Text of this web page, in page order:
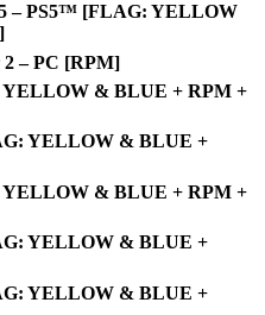
– PS5™ [FLAG: YELLOW
– PC [RPM]
YELLOW & BLUE + RPM +
YELLOW & BLUE +
YELLOW & BLUE + RPM +
YELLOW & BLUE +
YELLOW & BLUE +